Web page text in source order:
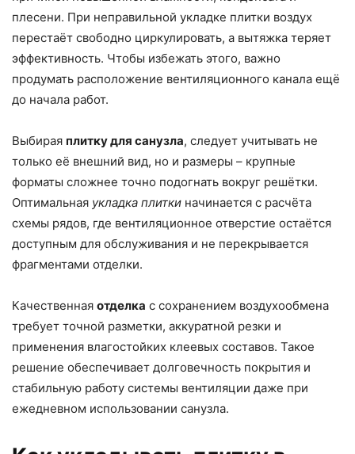
плесени. При неправильной укладке плитки воздух
перестаёт свободно циркулировать, а вытяжка теряет
эффективность. Чтобы избежать этого, важно
продумать расположение вентиляционного канала ещё
до начала работ.
Выбирая плитку для санузла, следует учитывать не
только её внешний вид, но и размеры – крупные
форматы сложнее точно подогнать вокруг решётки.
Оптимальная укладка плитки начинается с расчёта
схемы рядов, где вентиляционное отверстие остаётся
доступным для обслуживания и не перекрывается
фрагментами отделки.
Качественная отделка с сохранением воздухообмена
требует точной разметки, аккуратной резки и
применения влагостойких клеевых составов. Такое
решение обеспечивает долговечность покрытия и
стабильную работу системы вентиляции даже при
ежедневном использовании санузла.